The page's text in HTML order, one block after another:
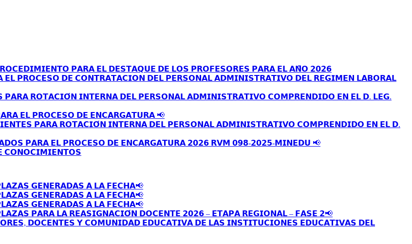
𝗣𝗔𝗥𝗔 𝗘𝗟 𝗗𝗘𝗦𝗧𝗔𝗤𝗨𝗘 𝗗𝗘 𝗟𝗢𝗦 𝗣𝗥𝗢𝗙𝗘𝗦𝗢𝗥𝗘𝗦 𝗣𝗔𝗥𝗔 𝗘𝗟 𝗔𝗡̃𝗢 𝟮𝟬𝟮𝟲
𝗘𝗟 𝗣𝗥𝗢𝗖𝗘𝗦𝗢 𝗗𝗘 𝗖𝗢𝗡𝗧𝗥𝗔𝗧𝗔𝗖𝗜𝗢𝗡 𝗗𝗘𝗟 𝗣𝗘𝗥𝗦𝗢𝗡𝗔𝗟 𝗔𝗗𝗠𝗜𝗡𝗜𝗦𝗧𝗥𝗔𝗧𝗜𝗩𝗢 𝗗𝗘𝗟 𝗥𝗘𝗚𝗜𝗠𝗘𝗡 𝗟𝗔𝗕𝗢𝗥𝗔𝗟
𝗣𝗔𝗥𝗔 𝗥𝗢𝗧𝗔𝗖𝗜𝗢́𝗡 𝗜𝗡𝗧𝗘𝗥𝗡𝗔 𝗗𝗘𝗟 𝗣𝗘𝗥𝗦𝗢𝗡𝗔𝗟 𝗔𝗗𝗠𝗜𝗡𝗜𝗦𝗧𝗥𝗔𝗧𝗜𝗩𝗢 𝗖𝗢𝗠𝗣𝗥𝗘𝗡𝗗𝗜𝗗𝗢 𝗘𝗡 𝗘𝗟 𝗗. 𝗟𝗘𝗚.
𝗘𝗟 𝗣𝗥𝗢𝗖𝗘𝗦𝗢 𝗗𝗘 𝗘𝗡𝗖𝗔𝗥𝗚𝗔𝗧𝗨𝗥𝗔 📢
𝗣𝗔𝗥𝗔 𝗥𝗢𝗧𝗔𝗖𝗜𝗢́𝗡 𝗜𝗡𝗧𝗘𝗥𝗡𝗔 𝗗𝗘𝗟 𝗣𝗘𝗥𝗦𝗢𝗡𝗔𝗟 𝗔𝗗𝗠𝗜𝗡𝗜𝗦𝗧𝗥𝗔𝗧𝗜𝗩𝗢 𝗖𝗢𝗠𝗣𝗥𝗘𝗡𝗗𝗜𝗗𝗢 𝗘𝗡 𝗘𝗟 𝗗.
𝗣𝗔𝗥𝗔 𝗘𝗟 𝗣𝗥𝗢𝗖𝗘𝗦𝗢 𝗗𝗘 𝗘𝗡𝗖𝗔𝗥𝗚𝗔𝗧𝗨𝗥𝗔 𝟮𝟬𝟮𝟲 𝗥𝗩𝗠 𝟬𝟵𝟴-𝟮𝟬𝟮𝟱-𝗠𝗜𝗡𝗘𝗗𝗨 📢
𝗖𝗢𝗡𝗢𝗖𝗜𝗠𝗜𝗘𝗡𝗧𝗢𝗦
𝗚𝗘𝗡𝗘𝗥𝗔𝗗𝗔𝗦 𝗔 𝗟𝗔 𝗙𝗘𝗖𝗛𝗔📢
𝗚𝗘𝗡𝗘𝗥𝗔𝗗𝗔𝗦 𝗔 𝗟𝗔 𝗙𝗘𝗖𝗛𝗔📢
𝗚𝗘𝗡𝗘𝗥𝗔𝗗𝗔𝗦 𝗔 𝗟𝗔 𝗙𝗘𝗖𝗛𝗔📢
𝗣𝗔𝗥𝗔 𝗟𝗔 𝗥𝗘𝗔𝗦𝗜𝗚𝗡𝗔𝗖𝗜𝗢́𝗡 𝗗𝗢𝗖𝗘𝗡𝗧𝗘 𝟮𝟬𝟮𝟲 – 𝗘𝗧𝗔𝗣𝗔 𝗥𝗘𝗚𝗜𝗢𝗡𝗔𝗟 – 𝗙𝗔𝗦𝗘 𝟮📢
𝗗𝗢𝗖𝗘𝗡𝗧𝗘𝗦 𝗬 𝗖𝗢𝗠𝗨𝗡𝗜𝗗𝗔𝗗 𝗘𝗗𝗨𝗖𝗔𝗧𝗜𝗩𝗔 𝗗𝗘 𝗟𝗔𝗦 𝗜𝗡𝗦𝗧𝗜𝗧𝗨𝗖𝗜𝗢𝗡𝗘𝗦 𝗘𝗗𝗨𝗖𝗔𝗧𝗜𝗩𝗔𝗦 𝗗𝗘𝗟